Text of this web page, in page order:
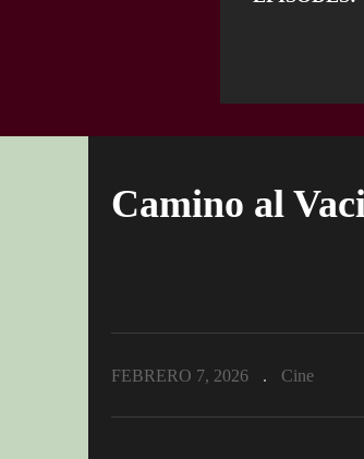
Camino al
FEBRERO 7, 2026 Cine